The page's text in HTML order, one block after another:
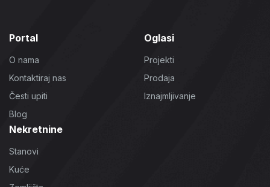
Portal
O nama
Kontaktiraj nas
Česti upiti
Blog
Oglasi
Projekti
Prodaja
Iznajmljivanje
Nekretnine
Stanovi
Kuće